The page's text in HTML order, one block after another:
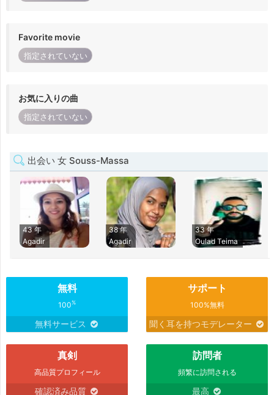
Favorite movie
指定されていない
お気に入りの曲
指定されていない
出会い 女 Souss-Massa
43 年
Agadir
38 年
Agadir
33 年
Oulad Teima
無料
100%
無料サービス
サポート
100%無料
聞く耳を持つモデレーター
真剣
高品質プロフィール
確認済み品質
訪問者
頻繁に訪問される
最高